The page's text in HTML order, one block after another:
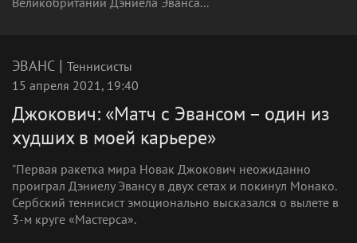
ЭВАНС | Теннисисты
15 апреля 2021, 19:40
Джокович: «Матч с Эвансом – один из
худших в моей карьере»
"Первая ракетка мира Новак Джокович неожиданно
проиграл Дэниелу Эвансу в двух сетах и покинул Монако.
Сербский теннисист эмоционально высказался о вылете в
3-м круге «Мастерса».